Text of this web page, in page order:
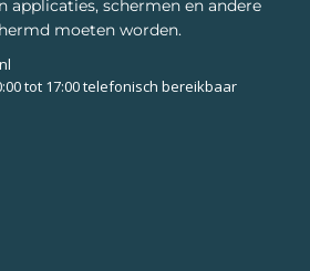
applicaties, schermen en andere
moeten worden.
tot 17:00 telefonisch bereikbaar